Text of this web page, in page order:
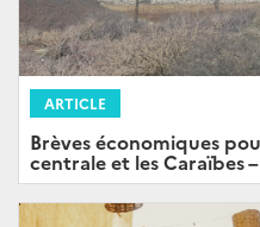
ARTICLE
Brèves économiques
centrale et les Caraïbes